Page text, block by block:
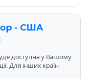
- США
доступна у Вашому
Для інших країн